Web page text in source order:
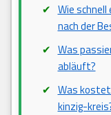
Wie
nach der
Was
abläuft?
Was kostet
kinzig-